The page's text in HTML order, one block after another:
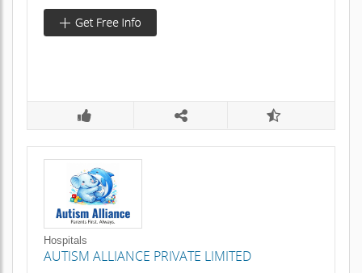
Hospitals
AUTISM ALLIANCE PRIVATE LIMITED